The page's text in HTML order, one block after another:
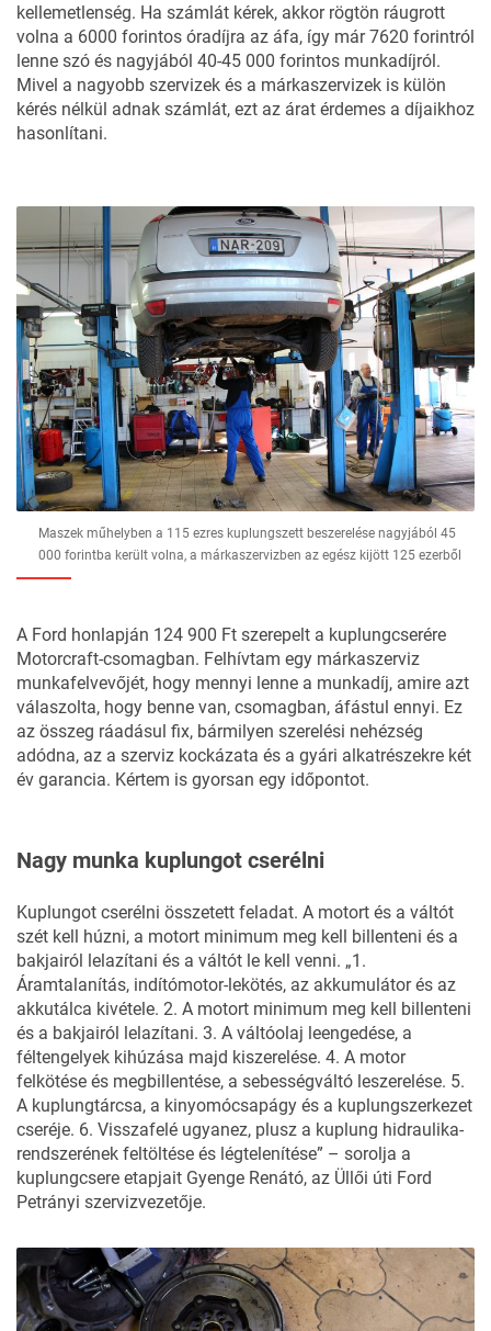
kellemetlenség. Ha számlát kérek, akkor rögtön ráugrott
volna a 6000 forintos óradíjra az áfa, így már 7620 forintról
lenne szó és nagyjából 40-45 000 forintos munkadíjról.
Mivel a nagyobb szervizek és a márkaszervizek is külön
kérés nélkül adnak számlát, ezt az árat érdemes a díjaikhoz
hasonlítani.
Maszek műhelyben a 115 ezres kuplungszett beszerelése nagyjából 45
000 forintba került volna, a márkaszervizben az egész kijött 125 ezerből
A Ford honlapján 124 900 Ft szerepelt a kuplungcserére
Motorcraft-csomagban. Felhívtam egy márkaszerviz
munkafelvevőjét, hogy mennyi lenne a munkadíj, amire azt
válaszolta, hogy benne van, csomagban, áfástul ennyi. Ez
az összeg ráadásul fix, bármilyen szerelési nehézség
adódna, az a szerviz kockázata és a gyári alkatrészekre két
év garancia. Kértem is gyorsan egy időpontot.
Nagy munka kuplungot cserélni
Kuplungot cserélni összetett feladat. A motort és a váltót
szét kell húzni, a motort minimum meg kell billenteni és a
bakjairól lelazítani és a váltót le kell venni. „1.
Áramtalanítás, indítómotor-lekötés, az akkumulátor és az
akkutálca kivétele. 2. A motort minimum meg kell billenteni
és a bakjairól lelazítani. 3. A váltóolaj leengedése, a
féltengelyek kihúzása majd kiszerelése. 4. A motor
felkötése és megbillentése, a sebességváltó leszerelése. 5.
A kuplungtárcsa, a kinyomócsapágy és a kuplungszerkezet
cseréje. 6. Visszafelé ugyanez, plusz a kuplung hidraulika-
rendszerének feltöltése és légtelenítése” – sorolja a
kuplungcsere etapjait Gyenge Renátó, az Üllői úti Ford
Petrányi szervizvezetője.